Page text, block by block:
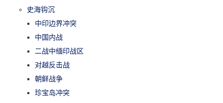
史海钩沉
中印边界冲突
中国内战
二战中缅印战区
对越反击战
朝鲜战争
珍宝岛冲突